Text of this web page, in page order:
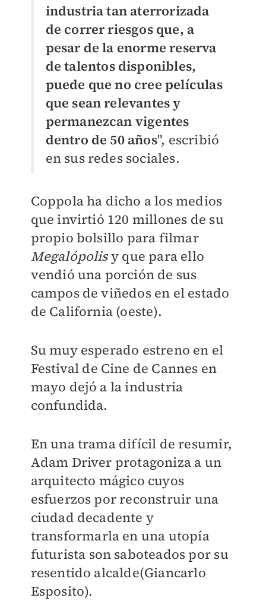
industria tan aterrorizada
de correr riesgos que, a
pesar de la enorme reserva
de talentos disponibles,
puede que no cree películas
que sean relevantes y
permanezcan vigentes
dentro de 50 años", escribió
en sus redes sociales.
Coppola ha dicho a los medios
que invirtió 120 millones de su
propio bolsillo para filmar
Megalópolisy que para ello
vendió una porción de sus
campos de viñedos en el estado
de California (oeste).
Su muy esperado estreno en el
Festival de Cine de Cannes en
mayo dejó a la industria
confundida.
En una trama difícil de resumir,
Adam Driver protagoniza a un
arquitecto mágico cuyos
esfuerzos por reconstruir una
ciudad decadente y
transformarla en una utopía
futurista son saboteados por su
resentido alcalde(Giancarlo
Esposito).